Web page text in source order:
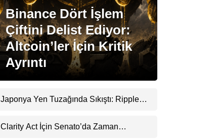
Youtube
TikTok
Pinterest
Binance Dört İşlem
Çiftini Delist Ediyor:
Altcoin’ler İçin Kritik
Ayrıntı
Japonya Yen Tuzağında Sıkıştı: Ripple
Clarity Act İçin Senato’da Zaman